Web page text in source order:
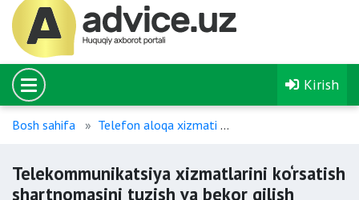
Kirish
Bosh sahifa Telefon aloqa xizmati
Telekommunikatsiya xizmatlarini ko‘rsatish
shartnomasini tuzish va bekor qilish